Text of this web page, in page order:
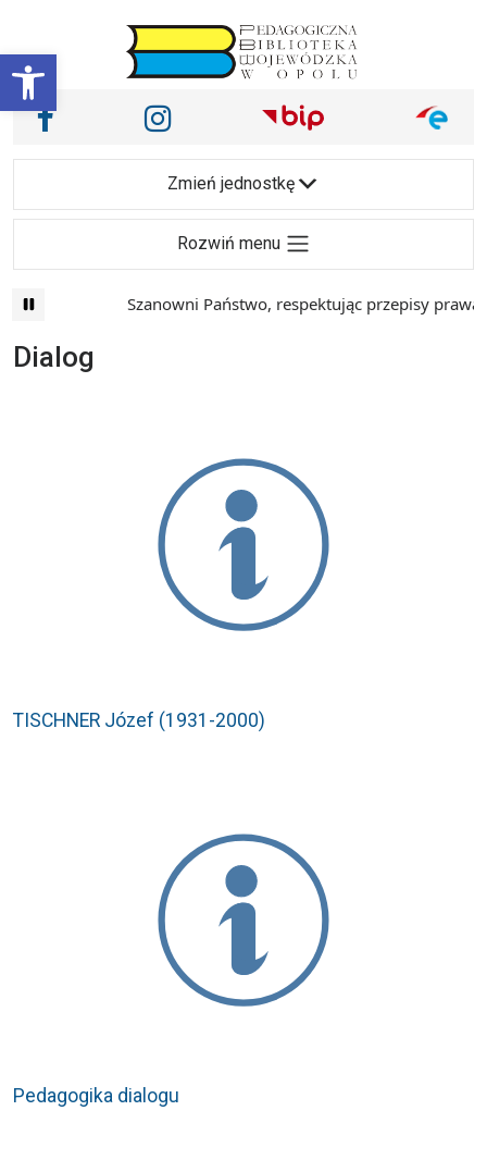
Otwórz pasek narzędzi
Main Navigation
Nasze media społecznościowe i inne
Facebook Instagram
Zmień jednostkę
Rozwiń menu
Szanowni Państwo, respektując przepisy prawa
Dialog
TISCHNER Józef (1931-2000)
Pedagogika dialogu